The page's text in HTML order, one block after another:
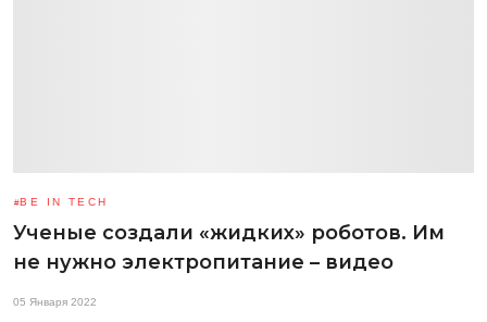
BE IN TECH
Ученые создали «жидких» роботов. Им
не нужно электропитание – видео
05 Января 2022